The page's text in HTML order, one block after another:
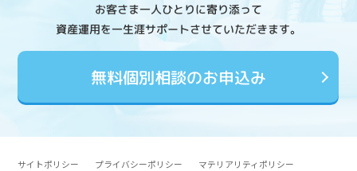
お客さま一人ひとりに寄り添って
資産運用を一生涯サポートさせていただきます。
無料個別相談のお申込み
サイトポリシー プライバシーポリシー
マテリアリティポリシー